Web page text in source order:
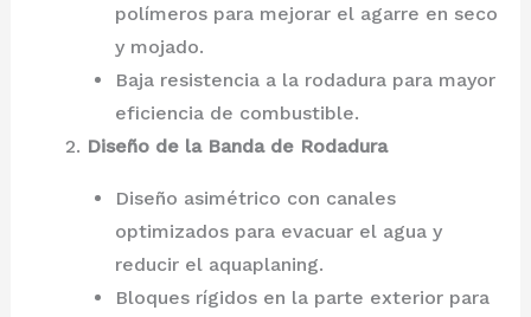
polímeros para mejorar el agarre en seco
y mojado.
Baja resistencia a la rodadura para mayor
eficiencia de combustible.
Diseño de la Banda de Rodadura
Diseño asimétrico con canales
optimizados para evacuar el agua y
reducir el aquaplaning.
Bloques rígidos en la parte exterior para